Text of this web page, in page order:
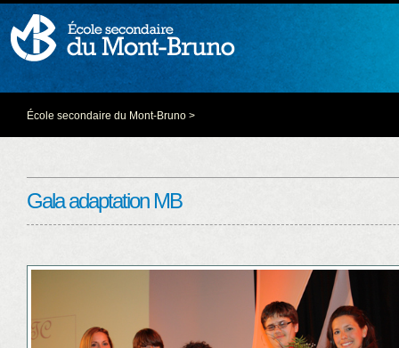
École secondaire du Mont-Bruno >
Gala adaptation MB